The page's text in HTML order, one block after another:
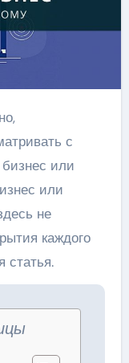
с
или
или
не
каждого
статья.